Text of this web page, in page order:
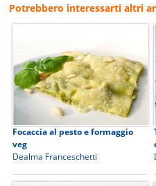
Potrebbero interessarti altri
Focaccia al pesto e formaggio
veg
Dealma Franceschetti